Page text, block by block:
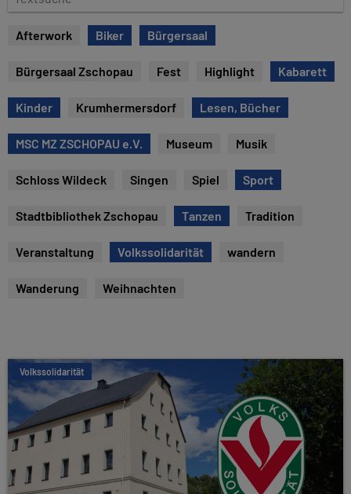
e
c
e
Afterwork Biker Bürgersaal
Bürgersaal Zschopau Fest Highlight Kabarett
Kinder Krumhermersdorf Lesen, Bücher
MSC MZ ZSCHOPAU e.V. Museum Musik
Schloss Wildeck Singen Spiel Sport
Stadtbibliothek Zschopau Tanzen Tradition
Veranstaltung Volkssolidarität wandern
Wanderung Weihnachten
Volkssolidarität